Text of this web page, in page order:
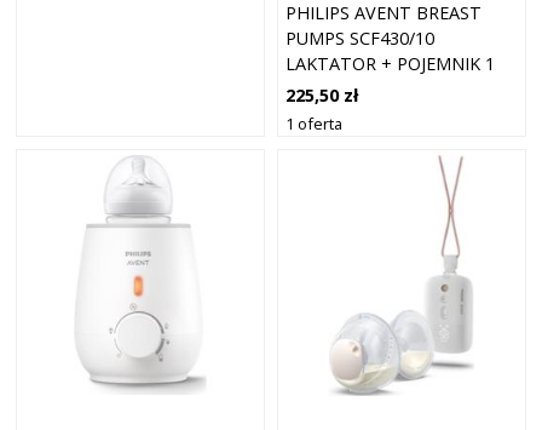
PHILIPS AVENT BREAST
PUMPS SCF430/10
LAKTATOR + POJEMNIK 1
SZT.
225,50 zł
1 oferta